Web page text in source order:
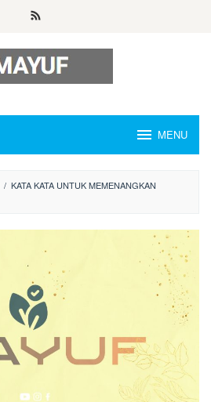
MENU
/ KATA KATA UNTUK MEMENANGKAN